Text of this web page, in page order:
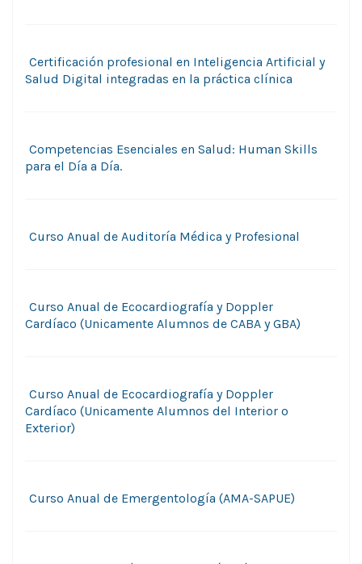
Certificación profesional en Inteligencia Artificial y
Salud Digital integradas en la práctica clínica
Competencias Esenciales en Salud: Human Skills
para el Día a Día.
Curso Anual de Auditorí­a Médica y Profesional
Curso Anual de Ecocardiografía y Doppler
Cardíaco (Unicamente Alumnos de CABA y GBA)
Curso Anual de Ecocardiografía y Doppler
Cardíaco (Unicamente Alumnos del Interior o
Exterior)
Curso Anual de Emergentologí­a (AMA-SAPUE)